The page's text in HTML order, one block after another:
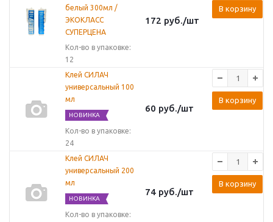
белый 300мл /
ЭКОКЛАСС
СУПЕРЦЕНА
Кол-во в упаковке:
12
172 руб./шт
В корзину
Клей СИЛАЧ
универсальный 100
мл
НОВИНКА
Кол-во в упаковке:
24
60 руб./шт
В корзину
Клей СИЛАЧ
универсальный 200
мл
НОВИНКА
Кол-во в упаковке:
74 руб./шт
В корзину